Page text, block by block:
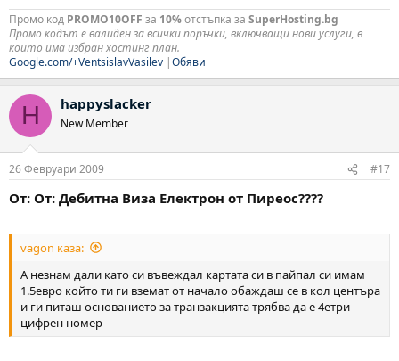
Промо код PROMO10OFF за 10%отстъпка за SuperHosting.bg
Промо кодът е валиден за всички поръчки, включващи нови услуги, в
които има избран хостинг план.
Google.com/+VentsislavVasilev |Обяви
H happyslacker
New Member
26 Февруари 2009 #17
От: От: Дебитна Виза Електрон от Пиреос????
vagon каза:
А незнам дали като си въвеждал картата си в пайпал си имам
1.5евро който ти ги вземат от начало обаждаш се в кол центъра
и ги питаш основанието за транзакцията трябва да е 4етри
цифрен номер